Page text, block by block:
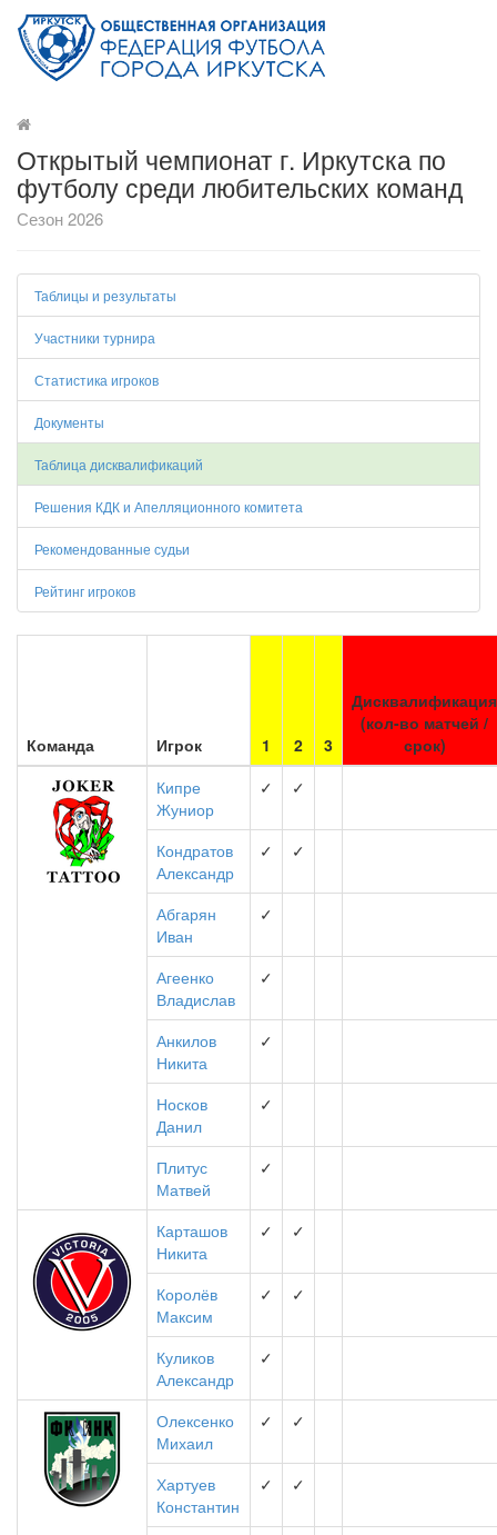
Открытый чемпионат г. Иркутска по
футболу среди любительских команд
Сезон 2026
Таблицы и результаты
Участники турнира
Статистика игроков
Документы
Таблица дисквалификаций
Решения КДК и Апелляционного комитета
Рекомендованные судьи
Рейтинг игроков
Команда Игрок 1 2 3
Дисквалификация
(кол-во матчей /
срок)
Кипре
Жуниор
✓ ✓
Кондратов
Александр
✓ ✓
Абгарян
Иван
✓
Агеенко
Владислав
✓
Анкилов
Никита
✓
Носков
Данил
✓
Плитус
Матвей
✓
Карташов
Никита
✓ ✓
Королёв
Максим
✓ ✓
Куликов
Александр
✓
Олексенко
Михаил
✓ ✓
Хартуев
Константин
✓ ✓